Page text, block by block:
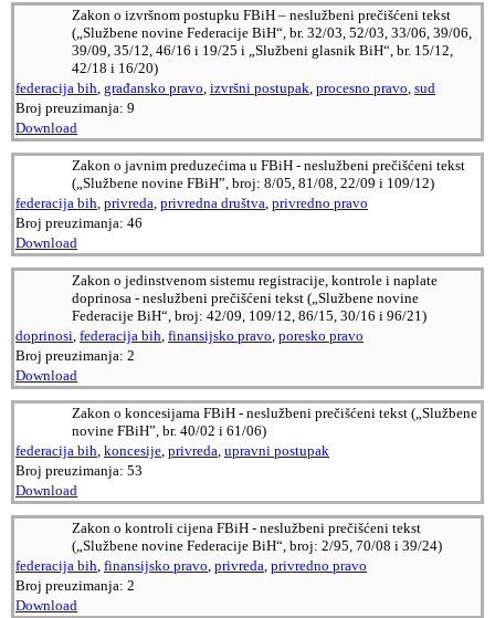
Zakon o izvršnom postupku FBiH – neslužbeni prečišćeni tekst
(„Službene novine Federacije BiH“, br. 32/03, 52/03, 33/06, 39/06,
39/09, 35/12, 46/16 i 19/25 i „Službeni glasnik BiH“, br. 15/12,
42/18 i 16/20)
federacija bih, građansko pravo, izvršni postupak, procesno pravo, sud
Broj preuzimanja: 9
Download
Zakon o javnim preduzećima u FBiH - neslužbeni prečišćeni tekst
(„Službene novine FBiH”, broj: 8/05, 81/08, 22/09 i 109/12)
federacija bih, privreda, privredna društva, privredno pravo
Broj preuzimanja: 46
Download
Zakon o jedinstvenom sistemu registracije, kontrole i naplate
doprinosa - neslužbeni prečišćeni tekst („Službene novine
Federacije BiH“, broj: 42/09, 109/12, 86/15, 30/16 i 96/21)
doprinosi, federacija bih, finansijsko pravo, poresko pravo
Broj preuzimanja: 2
Download
Zakon o koncesijama FBiH - neslužbeni prečišćeni tekst („Službene
novine FBiH”, br. 40/02 i 61/06)
federacija bih, koncesije, privreda, upravni postupak
Broj preuzimanja: 53
Download
Zakon o kontroli cijena FBiH - neslužbeni prečišćeni tekst
(„Službene novine Federacije BiH“, broj: 2/95, 70/08 i 39/24)
federacija bih, finansijsko pravo, privreda, privredno pravo
Broj preuzimanja: 2
Download